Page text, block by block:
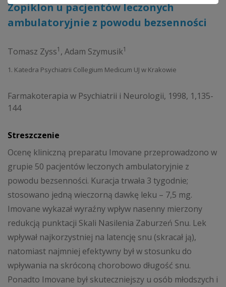
Zopiklon u pacjentów leczonych
ambulatoryjnie z powodu bezsenności
Tomasz Zyss1 , Adam Szymusik1
1. Katedra Psychiatrii Collegium Medicum UJ w Krakowie
Farmakoterapia w Psychiatrii i Neurologii, 1998, 1,135-
144
Streszczenie
Ocenę kliniczną preparatu Imovane przeprowadzono w
grupie 50 pacjentów leczonych ambulatoryjnie z
powodu bezsenności. Kuracja trwała 3 tygodnie;
stosowano jedną wieczorną dawkę leku – 7,5 mg.
Imovane wykazał wyraźny wpływ nasenny mierzony
redukcją punktacji Skali Nasilenia Zaburzeń Snu. Lek
wpływał najkorzystniej na latencję snu (skracał ją),
natomiast najmniej efektywny był w stosunku do
wpływania na skróconą chorobowo długość snu.
Ponadto Imovane był skuteczniejszy u osób młodszych i